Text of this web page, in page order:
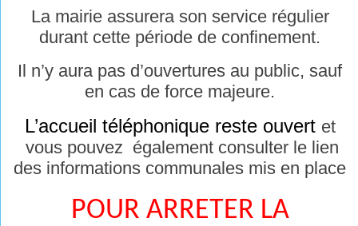
La mairie assurera son service régulier
durant cette période de confinement.
Il n’y aura pas d’ouvertures au public, sauf
en cas de force majeure.
L’accueil téléphonique reste ouvert et
vous pouvez également consulter le lien
des informations communales mis en place
POUR ARRETER LA